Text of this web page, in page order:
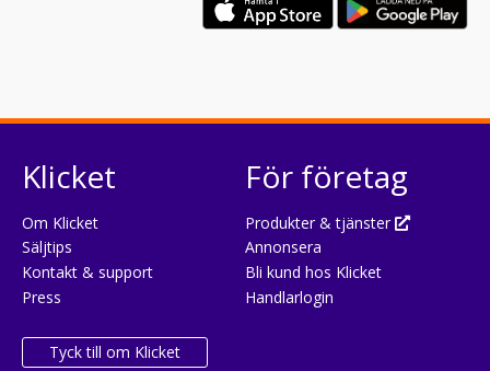
Klicket
Om Klicket
Säljtips
Kontakt & support
Press
Tyck till om Klicket
För företag
Produkter & tjänster
Annonsera
Bli kund hos Klicket
Handlarlogin